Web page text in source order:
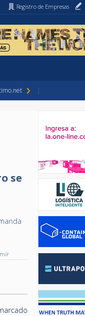
Registro de Empresas
se